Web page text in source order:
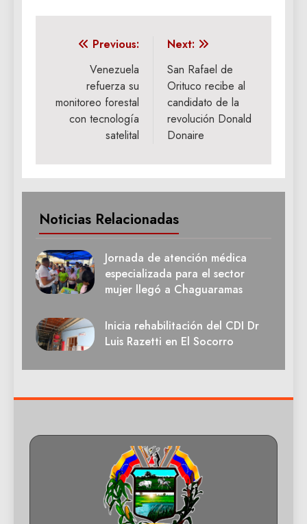
Navegación
entradas
Previous:
Venezuela
refuerza su
monitoreo forestal
con tecnología
satelital
Next:
San Rafael de
Orituco recibe al
candidato de la
revolución Donald
Donaire
Noticias Relacionadas
Jornada de atención médica
especializada para el sector
mujer llegó a Chaguaramas
Inicia rehabilitación del CDI Dr
Luis Razetti en El Socorro